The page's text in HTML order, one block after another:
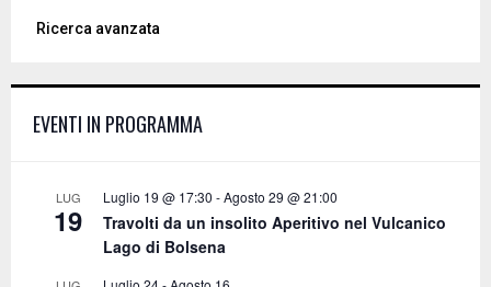
r
o
Ricerca avanzata
EVENTI IN PROGRAMMA
LUG
19
Luglio 19 @ 17:30 -Agosto 29 @ 21:00
Travolti da un insolito Aperitivo nel Vulcanico
Lago di Bolsena